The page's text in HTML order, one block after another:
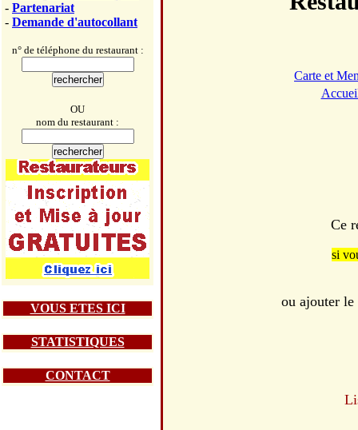
- Partenariat
- Demande d'autocollant
n° de téléphone du restaurant :
OU
nom du restaurant :
VOUS ETES ICI
STATISTIQUES
CONTACT
Carte et
Ce
si
ou ajouter